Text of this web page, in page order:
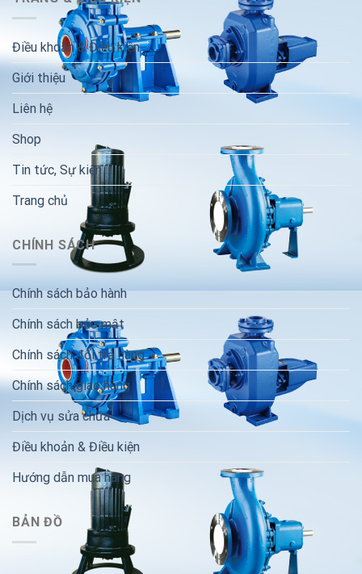
Điều khoản & Điều kiện
Giới thiệu
Liên hệ
Shop
Tin tức, Sự kiện
Trang chủ
CHÍNH SÁCH
Chính sách bảo hành
Chính sách bảo mật
Chính sách đổi trả hàng
Chính sách giao hàng
Dịch vụ sửa chữa
Điều khoản & Điều kiện
Hướng dẫn mua hàng
BẢN ĐỒ